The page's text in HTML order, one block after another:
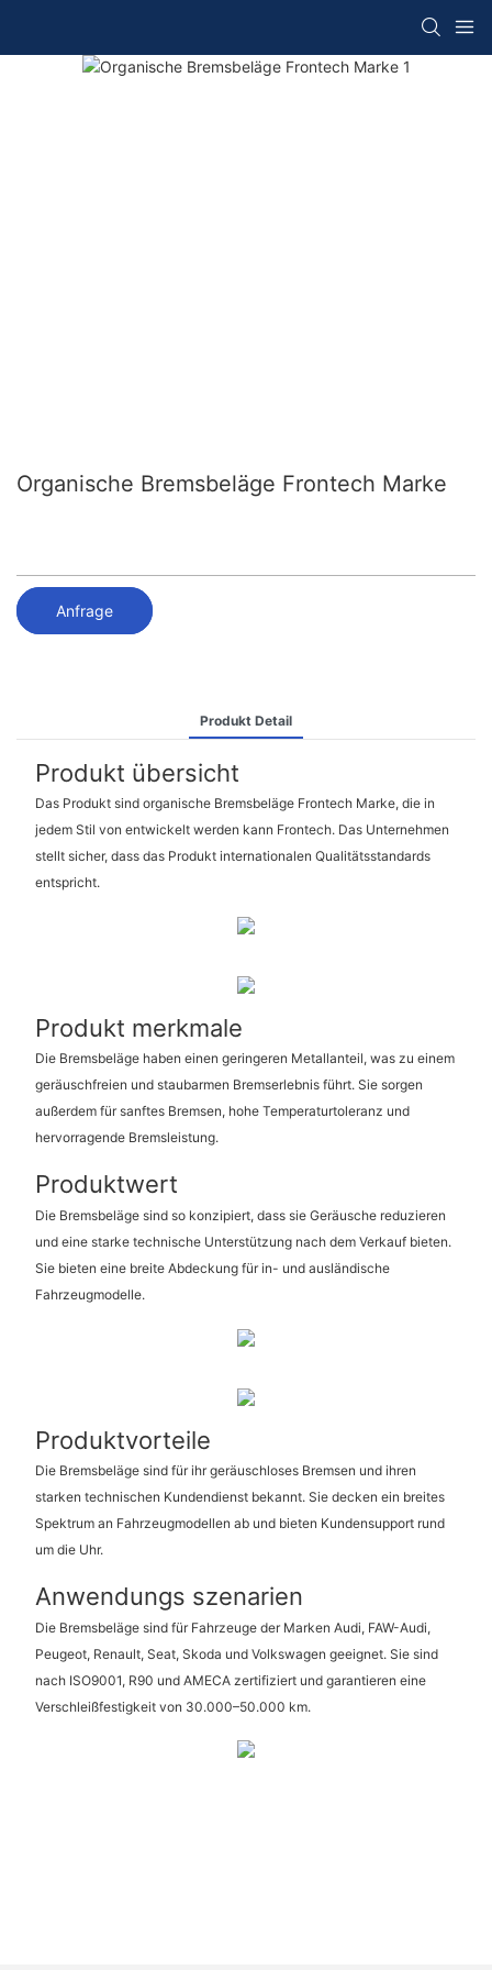
Organische Bremsbeläge Frontech Marke
Anfrage
Produkt Detail
Produkt übersicht
Das Produkt sind organische Bremsbeläge Frontech Marke, die in
jedem Stil von entwickelt werden kann Frontech. Das Unternehmen
stellt sicher, dass das Produkt internationalen Qualitätsstandards
entspricht.
Produkt merkmale
Die Bremsbeläge haben einen geringeren Metallanteil, was zu einem
geräuschfreien und staubarmen Bremserlebnis führt. Sie sorgen
außerdem für sanftes Bremsen, hohe Temperaturtoleranz und
hervorragende Bremsleistung.
Produktwert
Die Bremsbeläge sind so konzipiert, dass sie Geräusche reduzieren
und eine starke technische Unterstützung nach dem Verkauf bieten.
Sie bieten eine breite Abdeckung für in- und ausländische
Fahrzeugmodelle.
Produktvorteile
Die Bremsbeläge sind für ihr geräuschloses Bremsen und ihren
starken technischen Kundendienst bekannt. Sie decken ein breites
Spektrum an Fahrzeugmodellen ab und bieten Kundensupport rund
um die Uhr.
Anwendungs szenarien
Die Bremsbeläge sind für Fahrzeuge der Marken Audi, FAW-Audi,
Peugeot, Renault, Seat, Skoda und Volkswagen geeignet. Sie sind
nach ISO9001, R90 und AMECA zertifiziert und garantieren eine
Verschleißfestigkeit von 30.000–50.000 km.